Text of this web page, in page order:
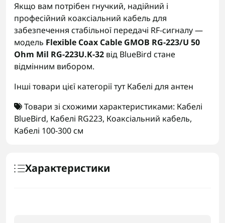
Якщо вам потрібен гнучкий, надійний і
професійний коаксіальний кабель для
забезпечення стабільної передачі RF-сигналу —
модель Flexible Coax Cable GMOB RG-223/U 50
Ohm Mil RG-223U.K-32 від BlueBird стане
відмінним вибором.
Інші товари цієї категорії тутКабелі для антен
Товари зі схожими характеристиками: Кабелі
BlueBird, Кабелі RG223, Коаксіальний кабель,
Кабелі 100-300 см
Характеристики